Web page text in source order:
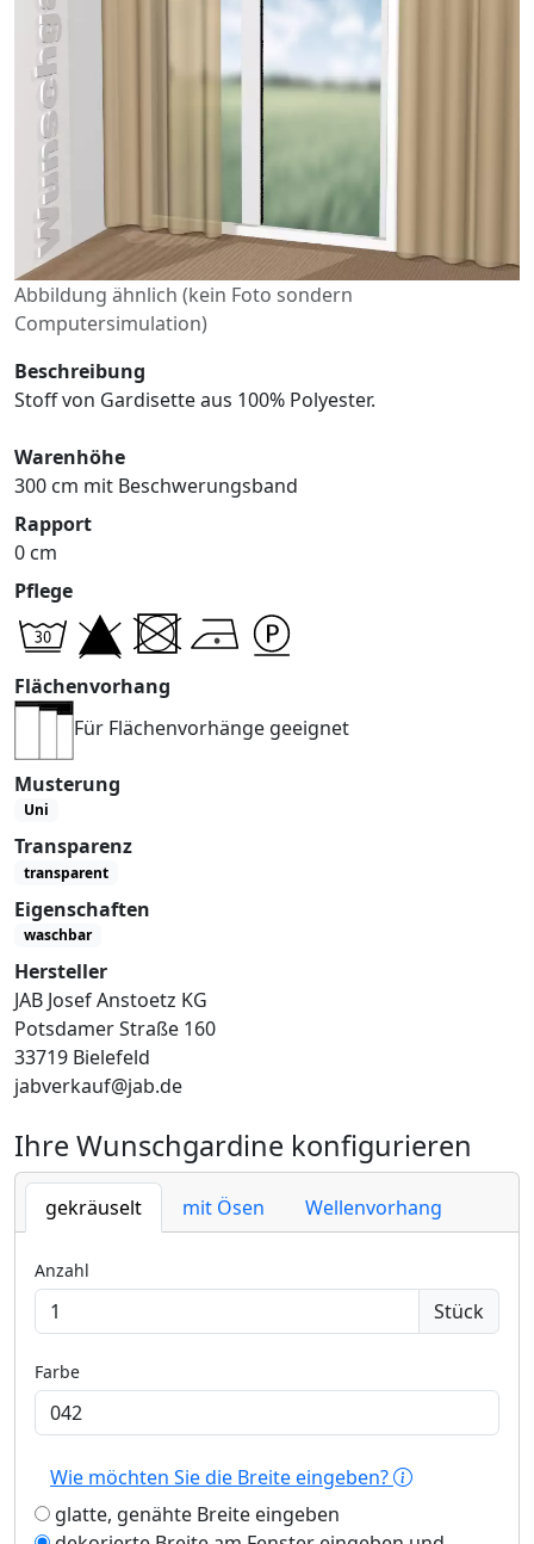
Abbildung ähnlich (kein Foto sondern
Computersimulation)
Beschreibung
Stoff von Gardisette aus 100% Polyester.
Warenhöhe
300 cm mit Beschwerungsband
Rapport
0 cm
Pflege
Flächenvorhang
Für Flächenvorhänge geeignet
Musterung
Uni
Transparenz
transparent
Eigenschaften
waschbar
Hersteller
JAB Josef Anstoetz KG
Potsdamer Straße 160
33719 Bielefeld
jabverkauf@jab.de
Ihre Wunschgardine konfigurieren
gekräuselt mit Ösen Wellenvorhang
Anzahl
Stück
Farbe
Wie möchten Sie die Breite eingeben?
glatte, genähte Breite eingeben